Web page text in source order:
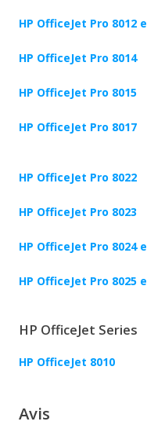
HP OfficeJet Pro 8012 e
HP OfficeJet Pro 8014
HP OfficeJet Pro 8015
HP OfficeJet Pro 8017
HP OfficeJet Pro 8022
HP OfficeJet Pro 8023
HP OfficeJet Pro 8024 e
HP OfficeJet Pro 8025 e
HP OfficeJet Series
HP OfficeJet 8010
Avis